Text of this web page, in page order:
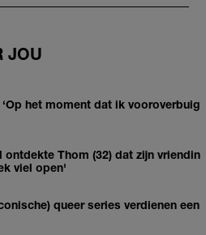
JOU
het moment dat ik vooroverbuig
ontdekte Thom (32) dat zijn vriendin
viel open'
queer series verdienen een